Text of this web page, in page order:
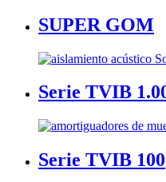
SUPER GOM
Serie TVIB
Serie TVIB 100